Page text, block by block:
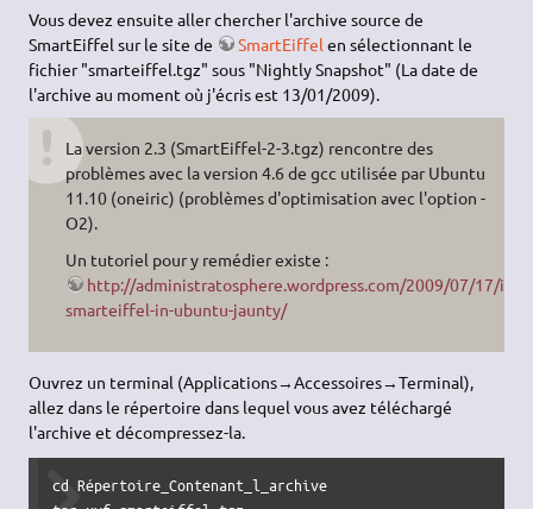
Vous devez ensuite aller chercher l'archive source de
SmartEiffel sur le site de
SmartEiffel en sélectionnant le
fichier "smarteiffel.tgz" sous "Nightly Snapshot" (La date de
l'archive au moment où j'écris est 13/01/2009).
La version 2.3 (SmartEiffel-2-3.tgz) rencontre des
problèmes avec la version 4.6 de gcc utilisée par Ubuntu
11.10 (oneiric) (problèmes d'optimisation avec l'option -
O2).
Un tutoriel pour y remédier existe :
http://administratosphere.wordpress.com/2009/07/17/
smarteiffel-in-ubuntu-jaunty/
Ouvrez un terminal (Applications→Accessoires→Terminal),
allez dans le répertoire dans lequel vous avez téléchargé
l'archive et décompressez-la.
cd Répertoire_Contenant_l_archive